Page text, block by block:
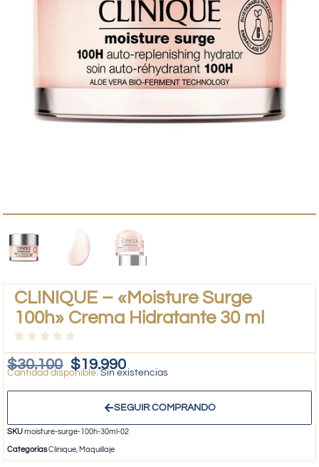
CLINIQUE – «Moisture Surge
100h» Crema Hidratante 30 ml
$30.100 $19.990
Sin existencias
SEGUIR COMPRANDO
SKUmoisture-surge-100h-30ml-02
CategoríasClinique, Maquillaje